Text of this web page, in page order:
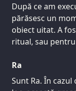
După ce am
părăsesc un
obiect uitat. A
ritual, sau
Ra
Sunt Ra. În